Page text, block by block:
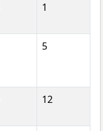
1
5
12